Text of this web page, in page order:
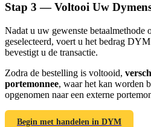
Deposit CASHCAT & Win
Stap 3 —Voltooi Uw
Nadat u uw gewenste betaalmethode
geselecteerd, voert u het bedrag
bevestigt u de transactie.
Zodra de bestelling is voltooid,
portemonnee, waar het kan worden
opgenomen naar een externe
Begin met handelen in DYM